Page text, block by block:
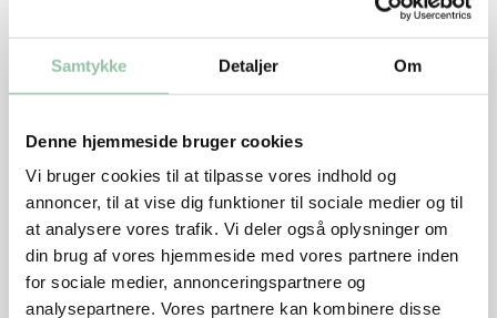
Samtykke Detaljer Om
Denne hjemmeside bruger cookies
Vi bruger cookies til at tilpasse vores indhold og
annoncer, til at vise dig funktioner til sociale medier og til
at analysere vores trafik. Vi deler også oplysninger om
din brug af vores hjemmeside med vores partnere inden
for sociale medier, annonceringspartnere og
analysepartnere. Vores partnere kan kombinere disse
Tilsæt æg og rør rundt
Kogning af kødboller:
Bring vandet i kog
Tilsæt bouillonterninger
Form halvdelen af farsen til boller med en spiseske